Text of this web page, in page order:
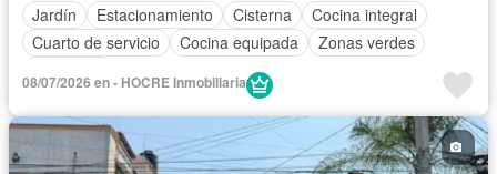
Jardín
Estacionamiento Cisterna
Cocina integral
Cuarto de servicio
Cocina equipada
Zonas verdes
08/07/2026 en - HOCRE Inmobiliaria